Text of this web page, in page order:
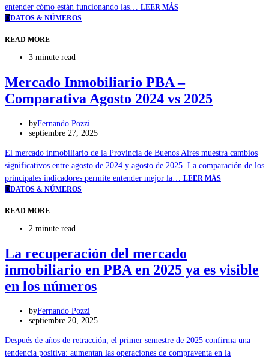
entender cómo están funcionando las… LEER MÁS
DDATOS & NÚMEROS
READ MORE
3 minute read
Mercado Inmobiliario PBA –
Comparativa Agosto 2024 vs 2025
byFernando Pozzi
septiembre 27, 2025
El mercado inmobiliario de la Provincia de Buenos Aires muestra cambios
significativos entre agosto de 2024 y agosto de 2025. La comparación de los
principales indicadores permite entender mejor la… LEER MÁS
DDATOS & NÚMEROS
READ MORE
2 minute read
La recuperación del mercado
inmobiliario en PBA en 2025 ya es visible
en los números
byFernando Pozzi
septiembre 20, 2025
Después de años de retracción, el primer semestre de 2025 confirma una
tendencia positiva: aumentan las operaciones de compraventa en la